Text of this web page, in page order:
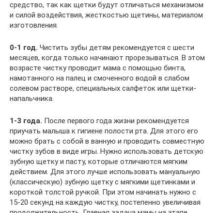
средство, так как щетки будут отличаться механизмом
и силой воздействия, жесткостью щетины, материалом
изготовления.
0-1 год. Чистить зубы детям рекомендуется с шести
месяцев, когда только начинают прорезываться. В этом
возрасте чистку проводит мама с помощью бинта,
намотанного на палец и смоченного водой в слабом
солевом растворе, специальных салфеток или щетки-
напальчника.
1-3 года. После первого года жизни рекомендуется
приучать малыша к гигиене полости рта. Для этого его
можно брать с собой в ванную и проводить совместную
чистку зубов в виде игры. Нужно использовать детскую
зубную щетку и пасту, которые отличаются мягким
действием. Для этого лучше использовать мануальную
(классическую) зубную щетку с мягкими щетинками и
короткой толстой ручкой. При этом начинать нужно с
15-20 секунд на каждую чистку, постепенно увеличивая